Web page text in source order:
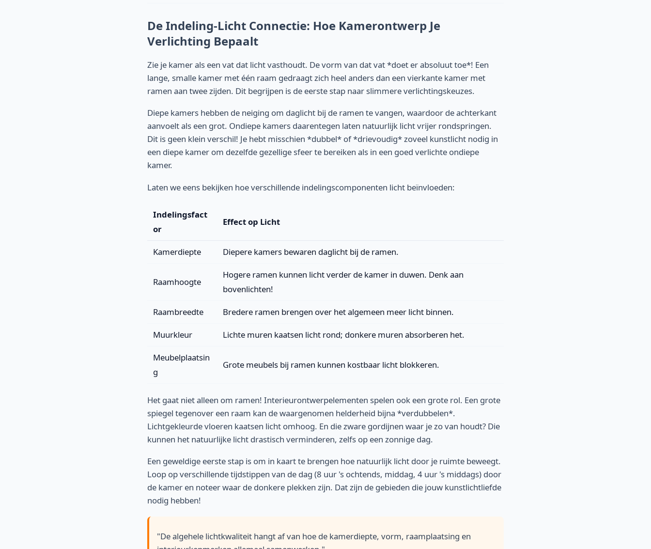
De Indeling-Licht Connectie: Hoe Kamerontwerp Je
Verlichting Bepaalt
Zie je kamer als een vat dat licht vasthoudt. De vorm van dat vat *doet er absoluut toe*! Een
lange, smalle kamer met één raam gedraagt zich heel anders dan een vierkante kamer met
ramen aan twee zijden. Dit begrijpen is de eerste stap naar slimmere verlichtingskeuzes.
Diepe kamers hebben de neiging om daglicht bij de ramen te vangen, waardoor de achterkant
aanvoelt als een grot. Ondiepe kamers daarentegen laten natuurlijk licht vrijer rondspringen.
Dit is geen klein verschil! Je hebt misschien *dubbel* of *drievoudig* zoveel kunstlicht nodig in
een diepe kamer om dezelfde gezellige sfeer te bereiken als in een goed verlichte ondiepe
kamer.
Laten we eens bekijken hoe verschillende indelingscomponenten licht beïnvloeden:
Indelingsfact
or
Effect op Licht
Kamerdiepte Diepere kamers bewaren daglicht bij de ramen.
Raamhoogte
Hogere ramen kunnen licht verder de kamer in duwen. Denk aan
bovenlichten!
Raambreedte Bredere ramen brengen over het algemeen meer licht binnen.
Muurkleur Lichte muren kaatsen licht rond; donkere muren absorberen het.
Meubelplaatsin
g
Grote meubels bij ramen kunnen kostbaar licht blokkeren.
Het gaat niet alleen om ramen! Interieurontwerpelementen spelen ook een grote rol. Een grote
spiegel tegenover een raam kan de waargenomen helderheid bijna *verdubbelen*.
Lichtgekleurde vloeren kaatsen licht omhoog. En die zware gordijnen waar je zo van houdt? Die
kunnen het natuurlijke licht drastisch verminderen, zelfs op een zonnige dag.
Een geweldige eerste stap is om in kaart te brengen hoe natuurlijk licht door je ruimte beweegt.
Loop op verschillende tijdstippen van de dag (8 uur 's ochtends, middag, 4 uur 's middags) door
de kamer en noteer waar de donkere plekken zijn. Dat zijn de gebieden die jouw kunstlichtliefde
nodig hebben!
"De algehele lichtkwaliteit hangt af van hoe de kamerdiepte, vorm, raamplaatsing en